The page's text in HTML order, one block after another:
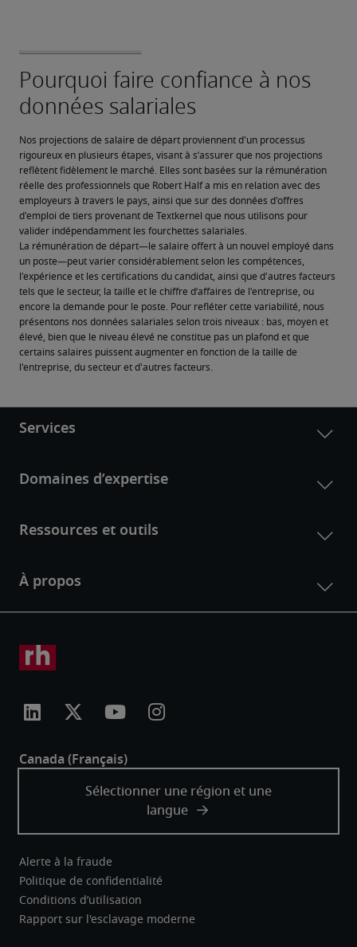
Nos projections de salaire de départ proviennent d'un processus
rigoureux en plusieurs étapes, visant à s’assurer que nos projections
reflètent fidèlement le marché. Elles sont basées sur la rémunération
réelle des professionnels que Robert Half a mis en relation avec des
employeurs à travers le pays, ainsi que sur des données d'offres
d'emploi de tiers provenant de Textkernel que nous utilisons pour
valider indépendamment les fourchettes salariales.
La rémunération de départ—le salaire offert à un nouvel employé dans
un poste—peut varier considérablement selon les compétences,
l'expérience et les certifications du candidat, ainsi que d'autres facteurs
tels que le secteur, la taille et le chiffre d’affaires de l'entreprise, ou
encore la demande pour le poste. Pour refléter cette variabilité, nous
présentons nos données salariales selon trois niveaux : bas, moyen et
élevé, bien que le niveau élevé ne constitue pas un plafond et que
certains salaires puissent augmenter en fonction de la taille de
l'entreprise, du secteur et d'autres facteurs.
Alerte à la fraude
Politique de confidentialité
Conditions d’utilisation
Rapport sur l'esclavage moderne